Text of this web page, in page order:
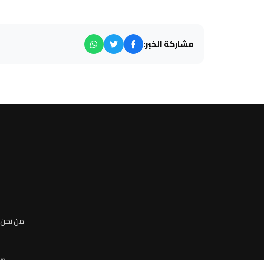
مشاركة الخبر:
من نحن